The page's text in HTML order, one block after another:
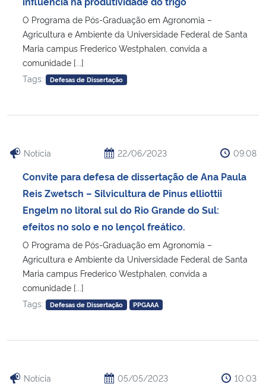
O Programa de Pós-Graduação em Agronomia –
Agricultura e Ambiente da Universidade Federal de Santa
Maria campus Frederico Westphalen, convida a
comunidade [...]
Tags:
Defesas de Dissertação
Notícia 22/06/2023 09:08
Convite para defesa de dissertação de Ana Paula
Reis Zwetsch – Silvicultura de Pinus elliottii
Engelm no litoral sul do Rio Grande do Sul:
efeitos no solo e no lençol freático.
O Programa de Pós-Graduação em Agronomia –
Agricultura e Ambiente da Universidade Federal de Santa
Maria campus Frederico Westphalen, convida a
comunidade [...]
Tags:
Defesas de Dissertação PPGAAA
Notícia 05/05/2023 10:03